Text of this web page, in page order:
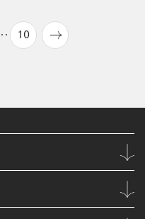
・ 10